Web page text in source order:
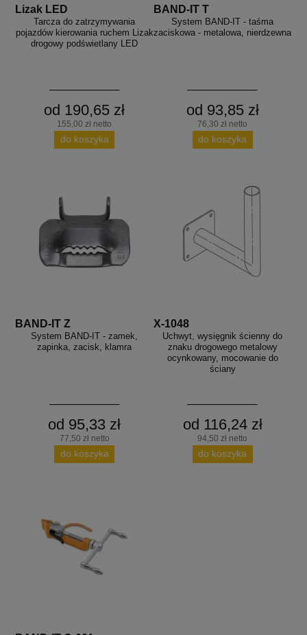
Lizak LED
Tarcza do zatrzymywania
pojazdów kierowania ruchem Lizak
drogowy podświetlany LED
od 190,65 zł
155,00 zł netto
do koszyka
BAND-IT T
System BAND-IT - taśma
zaciskowa - metalowa, nierdzewna
od 93,85 zł
76,30 zł netto
do koszyka
BAND-IT Z
System BAND-IT - zamek,
zapinka, zacisk, klamra
od 95,33 zł
77,50 zł netto
do koszyka
X-1048
Uchwyt, wysięgnik ścienny do
znaku drogowego metalowy
ocynkowany, mocowanie do
ściany
od 116,24 zł
94,50 zł netto
do koszyka